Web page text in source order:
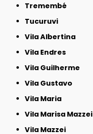
Tremembé
Tucuruvi
Vila Albertina
Vila Endres
Vila Guilherme
Vila Gustavo
Vila Maria
Vila Marisa Mazzei
Vila Mazzei